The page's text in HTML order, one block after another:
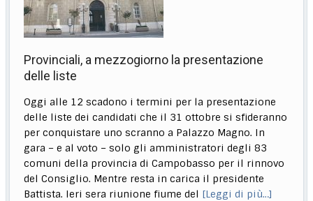
Provinciali, a mezzogiorno la presentazione
delle liste
Oggi alle 12 scadono i termini per la presentazione
delle liste dei candidati che il 31 ottobre si sfideranno
per conquistare uno scranno a Palazzo Magno. In
gara – e al voto – solo gli amministratori degli 83
comuni della provincia di Campobasso per il rinnovo
del Consiglio. Mentre resta in carica il presidente
Battista. Ieri sera riunione fiume del [Leggi di più…]